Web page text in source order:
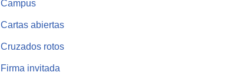
Campus
Cartas abiertas
Cruzados rotos
Firma invitada